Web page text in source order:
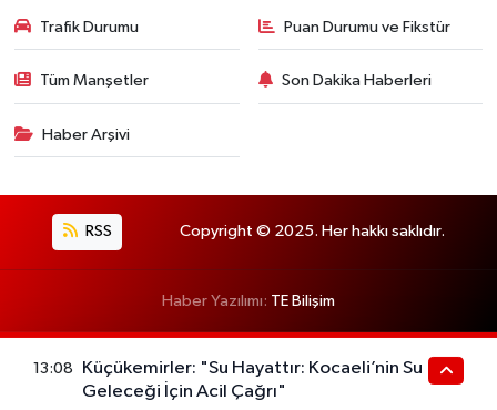
Trafik Durumu Puan Durumu ve Fikstür
Tüm Manşetler Son Dakika Haberleri
Haber Arşivi
RSS Copyright © 2025. Her hakkı saklıdır.
Haber Yazılımı: TE Bilişim
13:08
Küçükemirler: "Su Hayattır: Kocaeli’nin Su
Geleceği İçin Acil Çağrı"